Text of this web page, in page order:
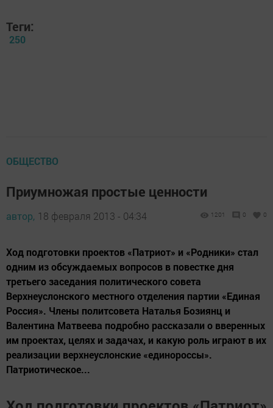
Теги:
250
ОБЩЕСТВО
Приумножая простые ценности
автор, 18 февраля 2013 - 04:34 1201 0 0
Ход подготовки проектов «Патриот» и «Родники» стал
одним из обсуждаемых вопросов в повестке дня
третьего заседания политического совета
Верхнеуслонского местного отделения партии «Единая
Россия». Члены политсовета Наталья Бозиянц и
Валентина Матвеева подробно рассказали о вверенных
им проектах, целях и задачах, и какую роль играют в их
реализации верхнеуслонские «единороссы».
Патриотическое...